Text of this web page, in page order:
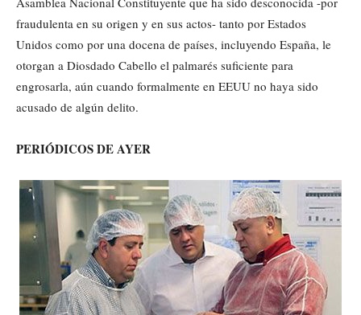
fraudulenta en su origen y en sus actos- tanto por Estados
Unidos como por una docena de países, incluyendo España, le
otorgan a Diosdado Cabello el palmarés suficiente para
engrosarla, aún cuando formalmente en EEUU no haya sido
acusado de algún delito.
PERIÓDICOS DE AYER